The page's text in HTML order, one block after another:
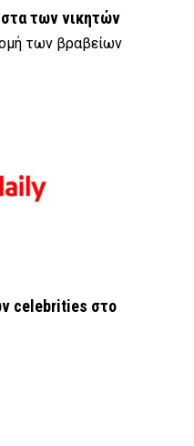
των νικητών
των βραβείων
celebrities στο